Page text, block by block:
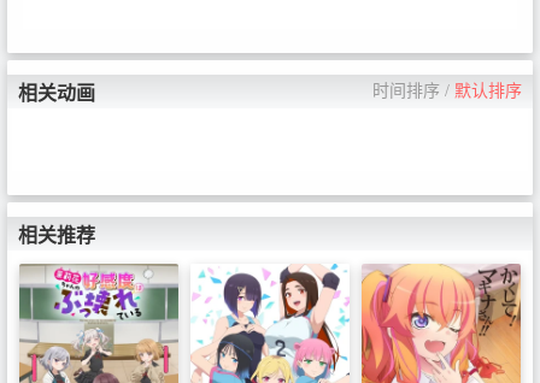
相关动画 时间排序 / 默认排序
相关推荐